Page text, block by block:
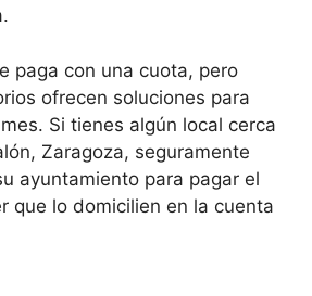
paga con una cuota, pero
ofrecen soluciones para
Si tienes algún local cerca
Zaragoza, seguramente
ayuntamiento para pagar el
que lo domicilien en la cuenta